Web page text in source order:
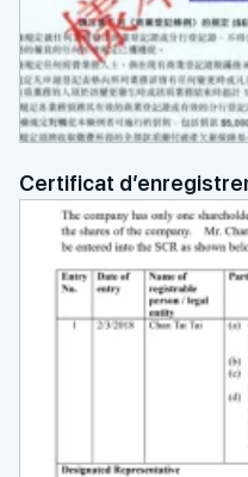
Certificat